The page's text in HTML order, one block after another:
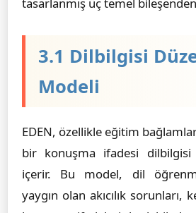
3.1 Dilbilgisi
Modeli
EDEN, özellikle eğitim
bir konuşma ifadesi
içerir. Bu model, dil
yaygın olan akıcılık